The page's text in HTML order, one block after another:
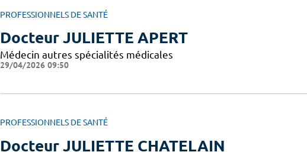
PROFESSIONNELS DE SANTÉ
Docteur JULIETTE APERT
Médecin autres spécialités médicales
29/04/2026 09:50
PROFESSIONNELS DE SANTÉ
Docteur JULIETTE CHATELAIN